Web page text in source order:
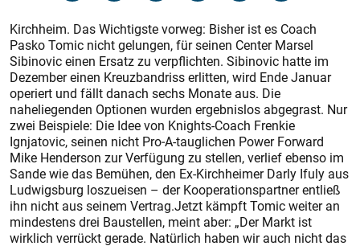
Kirchheim. Das Wichtigste vorweg: Bisher ist es Coach
Pasko Tomic nicht gelungen, für seinen Center Marsel
Sibinovic einen Ersatz zu verpflichten. Sibinovic hatte im
Dezember einen Kreuzbandriss erlitten, wird Ende Januar
operiert und fällt danach sechs Monate aus. Die
naheliegenden Optionen wurden ergebnislos abgegrast. Nur
zwei Beispiele: Die Idee von Knights-Coach Frenkie
Ignjatovic, seinen nicht Pro‑A-tauglichen Power Forward
Mike Henderson zur Verfügung zu stellen, verlief ebenso im
Sande wie das Bemühen, den Ex-Kirchheimer Darly Ifuly aus
Ludwigsburg loszueisen – der Kooperationspartner entließ
ihn nicht aus seinem Vertrag.Jetzt kämpft Tomic weiter an
mindestens drei Baustellen, meint aber: „Der Markt ist
wirklich verrückt gerade. Natürlich haben wir auch nicht das